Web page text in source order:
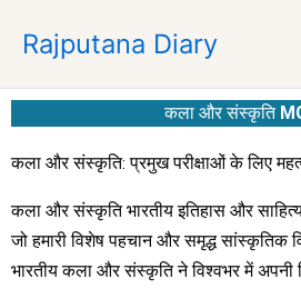
p
Rajputana Diary
कला और संस्कृति
कला और संस्कृति: प्रमुख परीक्षाओं के लिए
कला और संस्कृति भारतीय इतिहास और
जो हमारी विशेष पहचान और समृद्ध सांस्कृतिक
भारतीय कला और संस्कृति ने विश्वभर में अपनी